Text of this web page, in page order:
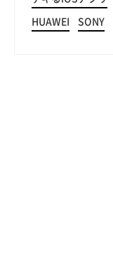
HUAWEI SONY